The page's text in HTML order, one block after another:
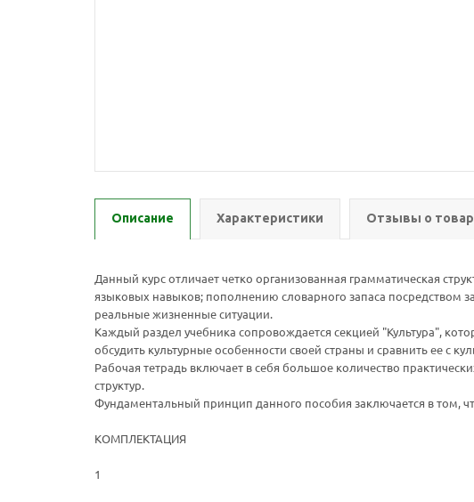
Описание Характеристики Отзывы о
Данный курс отличает четко организованная грамматическая
языковых навыков; пополнению словарного запаса посредством
реальные жизненные ситуации.
Каждый раздел учебника сопровождается секцией "Культура",
обсудить культурные особенности своей страны и сравнить ее с
Рабочая тетрадь включает в себя большое количество
структур.
Фундаментальный принцип данного пособия заключается в том,
КОМПЛЕКТАЦИЯ
1